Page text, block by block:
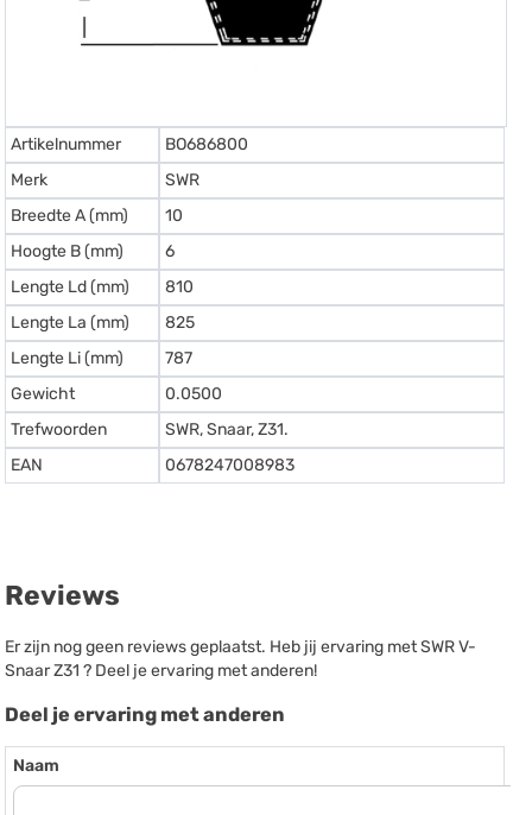
Artikelnummer
BO686800
Merk
SWR
Breedte A (mm)
10
Hoogte B (mm)
6
Lengte Ld (mm)
810
Lengte La (mm)
825
Lengte Li (mm)
787
Gewicht
0.0500
Trefwoorden
SWR, Snaar, Z31.
EAN
0678247008983
Reviews
Er zijn nog geen reviews geplaatst. Heb jij ervaring met SWR V-
Snaar Z31 ? Deel je ervaring met anderen!
Deel je ervaring met anderen
Naam